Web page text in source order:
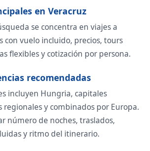
en Veracruz
se concentra en viajes a
con vuelo incluido, precios, tours
flexibles y cotización por persona.
recomendadas
incluyen Hungria, capitales
regionales y combinados por Europa.
número de noches, traslados,
y ritmo del itinerario.